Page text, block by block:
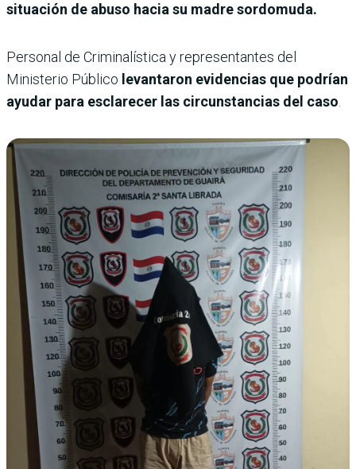
situación de abuso hacia su madre sordomuda.
Personal de Criminalística y representantes del
Ministerio Público levantaron evidencias que podrían
ayudar para esclarecer las circunstancias del caso